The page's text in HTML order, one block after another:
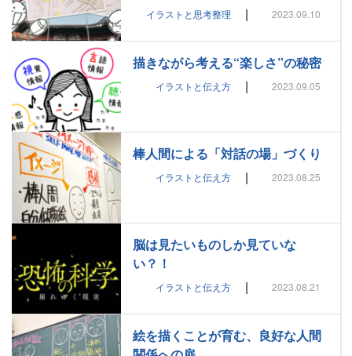
イラストと思考整理 | 2023.09.10
描きながら考える“楽しさ”の秘密
イラストと伝え方 | 2023.09.05
棒人間による「対話の場」づくり
イラストと伝え方 | 2023.08.25
脳は見たいものしか見ていな
い？！
イラストと伝え方 | 2023.08.21
絵を描くことが育む、良好な人間